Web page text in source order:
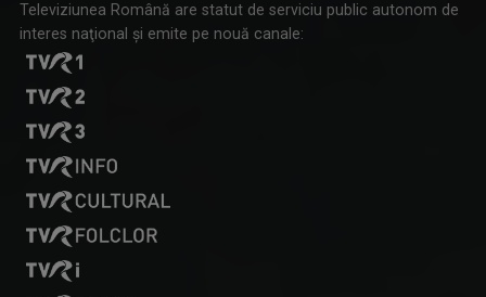
Televiziunea Română are statut de serviciu public autonom de
interes naţional şi emite pe nouă canale: